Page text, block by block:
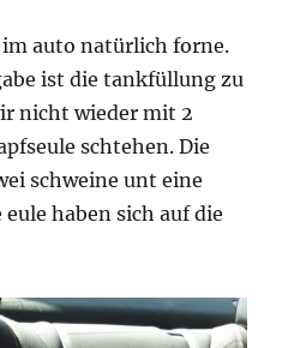
auto natürlich forne.
ist die tankfüllung zu
nicht wieder mit 2
schtehen. Die
schweine unt eine
haben sich auf die